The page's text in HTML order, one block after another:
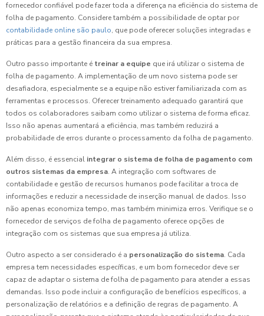
fornecedor confiável pode fazer toda a diferença na eficiência do sistema de
folha de pagamento. Considere também a possibilidade de optar por
contabilidade online são paulo, que pode oferecer soluções integradas e
práticas para a gestão financeira da sua empresa.
Outro passo importante é treinar a equipe que irá utilizar o sistema de
folha de pagamento. A implementação de um novo sistema pode ser
desafiadora, especialmente se a equipe não estiver familiarizada com as
ferramentas e processos. Oferecer treinamento adequado garantirá que
todos os colaboradores saibam como utilizar o sistema de forma eficaz.
Isso não apenas aumentará a eficiência, mas também reduzirá a
probabilidade de erros durante o processamento da folha de pagamento.
Além disso, é essencial integrar o sistema de folha de pagamento com
outros sistemas da empresa. A integração com softwares de
contabilidade e gestão de recursos humanos pode facilitar a troca de
informações e reduzir a necessidade de inserção manual de dados. Isso
não apenas economiza tempo, mas também minimiza erros. Verifique se o
fornecedor de serviços de folha de pagamento oferece opções de
integração com os sistemas que sua empresa já utiliza.
Outro aspecto a ser considerado é a personalização do sistema. Cada
empresa tem necessidades específicas, e um bom fornecedor deve ser
capaz de adaptar o sistema de folha de pagamento para atender a essas
demandas. Isso pode incluir a configuração de benefícios específicos, a
personalização de relatórios e a definição de regras de pagamento. A